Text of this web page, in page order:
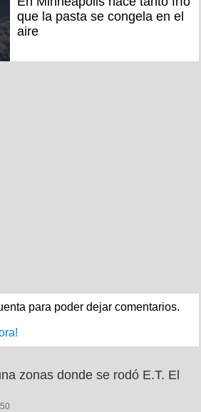
que la pasta se congela en el
aire
para poder dejar comentarios.
zonas donde se rodó E.T. El